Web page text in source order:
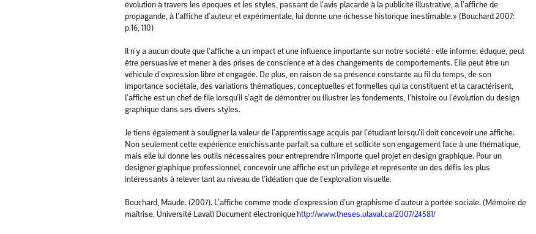
évolution à travers les époques et les styles, passant de l’avis placardé à la publicité illustrative, à l’affiche de
propagande, à l’affiche d’auteur et expérimentale, lui donne une richesse historique inestimable.» (Bouchard 2007:
p.16, 110)
Il n’y a aucun doute que l’affiche a un impact et une influence importante sur notre société : elle informe, éduque, peut
être persuasive et mener à des prises de conscience et à des changements de comportements. Elle peut être un
véhicule d’expression libre et engagée. De plus, en raison de sa présence constante au fil du temps, de son
importance sociétale, des variations thématiques, conceptuelles et formelles qui la constituent et la caractérisent,
l’affiche est un chef de file lorsqu’il s’agit de démontrer ou illustrer les fondements, l’histoire ou l’évolution du design
graphique dans ses divers styles.
Je tiens également à souligner la valeur de l’apprentissage acquis par l’étudiant lorsqu’il doit concevoir une affiche.
Non seulement cette expérience enrichissante parfait sa culture et sollicite son engagement face à une thématique,
mais elle lui donne les outils nécessaires pour entreprendre n’importe quel projet en design graphique. Pour un
designer graphique professionnel, concevoir une affiche est un privilège et représente un des défis les plus
intéressants à relever tant au niveau de l’idéation que de l’exploration visuelle.
Bouchard, Maude. (2007). L’affiche comme mode d’expression d’un graphisme d’auteur à portée sociale. (Mémoire de
maîtrise, Université Laval) Document électronique http://www.theses.ulaval.ca/2007/24581/